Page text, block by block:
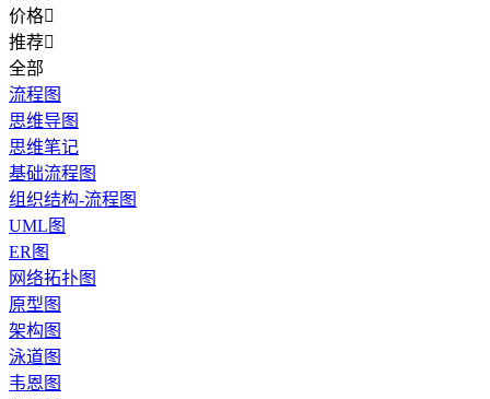
价格
推荐
全部
流程图
思维导图
思维笔记
基础流程图
组织结构-流程图
UML图
ER图
网络拓扑图
原型图
架构图
泳道图
韦恩图